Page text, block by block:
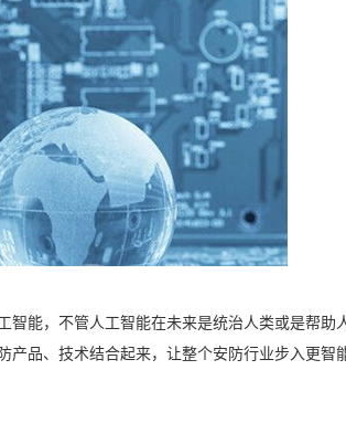
能，不管人工智能在未来是统治人类或是帮助
品、技术结合起来，让整个安防行业步入更智